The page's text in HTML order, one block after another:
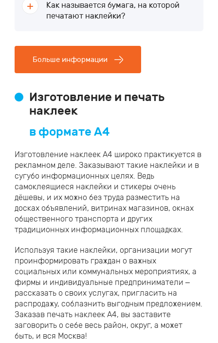
Как называется бумага, на которой
печатают наклейки?
Больше информации
Изготовление и печать
наклеек
в формате А4
Изготовление наклеек А4 широко практикуется в
рекламном деле. Заказывают такие наклейки и в
сугубо информационных целях. Ведь
самоклеящиеся наклейки и стикеры очень
дёшевы, и их можно без труда разместить на
досках объявлений, витринах магазинов, окнах
общественного транспорта и других
традиционных информационных площадках.
Используя такие наклейки, организации могут
проинформировать граждан о важных
социальных или коммунальных мероприятиях, а
фирмы и индивидуальные предприниматели –
рассказать о своих услугах, пригласить на
распродажу, соблазнить выгодным предложением.
Заказав печать наклеек А4, вы заставите
заговорить о себе весь район, округ, а может
быть, и вся Москва!